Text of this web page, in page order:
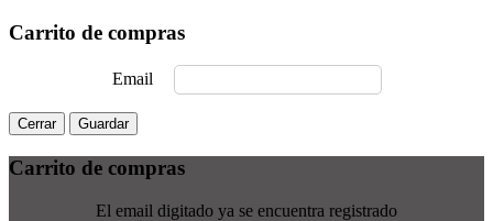
Carrito de compras
Email
Cerrar Guardar
Carrito de compras
El email digitado ya se encuentra registrado